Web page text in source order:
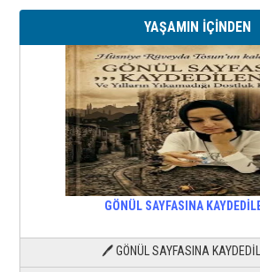
YAŞAMIN İÇİNDEN
GÖNÜL SAYFASINA
🖊 GÖNÜL SAYFASINA